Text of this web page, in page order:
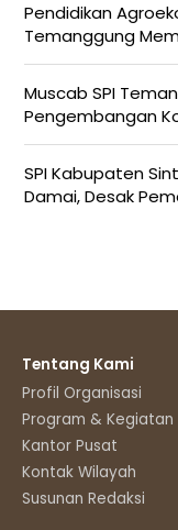
Pendidikan
Temanggung
Muscab SPI
Pengembangan
SPI Kabupaten
Damai, Desak
Tentang Kami
Profil Organisasi
Program & Kegiatan
Kantor Pusat
Kontak Wilayah
Susunan Redaksi